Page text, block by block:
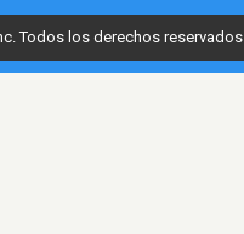
Todos los derechos reservados